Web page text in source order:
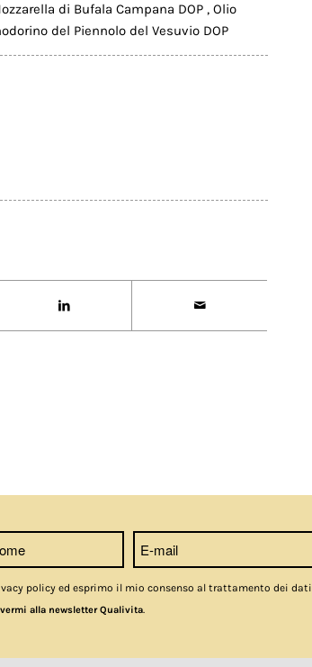
di Bufala Campana DOP , Olio
del Piennolo del Vesuvio DOP
policy ed esprimo il mio consenso al trattamento dei dati
alla newsletter Qualivita